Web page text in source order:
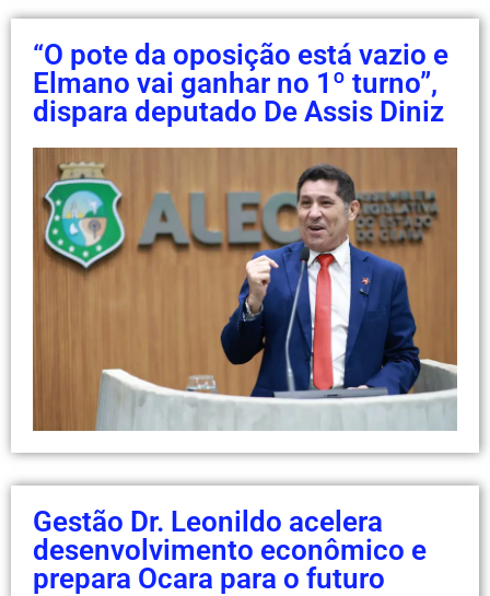
“O pote da oposição está vazio e
Elmano vai ganhar no 1º turno”,
dispara deputado De Assis Diniz
Gestão Dr. Leonildo acelera
desenvolvimento econômico e
prepara Ocara para o futuro